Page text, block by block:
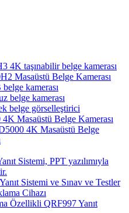
4K taşınabilir belge kamerası
Masaüstü Belge Kamerası
kamerası
belge kamerası
belge görselleştirici
Masaüstü Belge Kamerası
4K Masaüstü Belge
Sistemi, PPT yazılımıyla
Sistemi ve Sınav ve Testler
Cihazı
Özellikli QRF997 Yanıt